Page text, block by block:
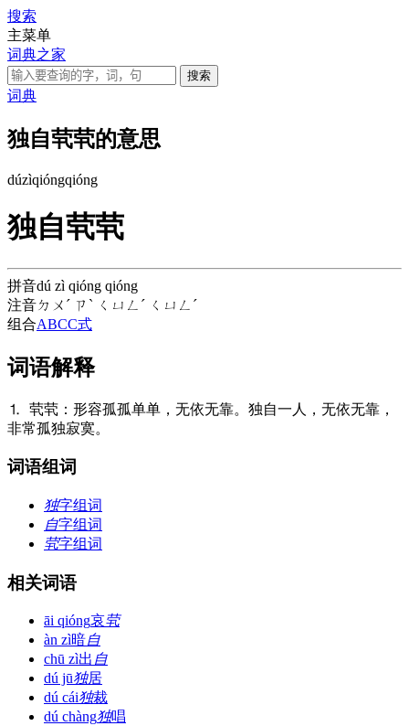
搜索
主菜单
词典之家
词典
独自茕茕的意思
dúzìqióngqióng
独自茕茕
拼音dú zì qióng qióng
注音ㄉㄨˊ ㄗˋ ㄑㄩㄥˊ ㄑㄩㄥˊ
组合ABCC式
词语解释
⒈ 茕茕：形容孤孤单单，无依无靠。独自一人，无依无靠，
非常孤独寂寞。
词语组词
独字组词
自字组词
茕字组词
相关词语
āi qióng哀茕
àn zì暗自
chū zì出 自
dú jū独居
dú cái独裁
dú chàng独唱